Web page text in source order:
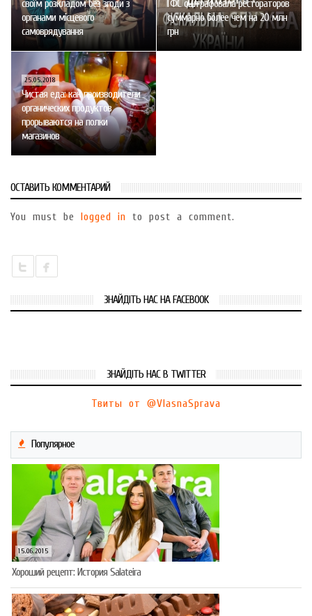
своїм розкладом без згоди з
органами місцевого
самоврядування
ГФС оштрафовала рестораторов
суммарно более чем на 20 млн
грн
25.05.2018
Чистая еда: как производители
органических продуктов
прорываются на полки
магазинов
ОСТАВИТЬ КОММЕНТАРИЙ
You must be logged in to post a comment.
ЗНАЙДІТЬ НАС НА FACEBOOK
ЗНАЙДІТЬ НАС В TWITTER
Твиты от @VlasnaSprava
Популярное
15.06.2015
Хороший рецепт: История Salateira